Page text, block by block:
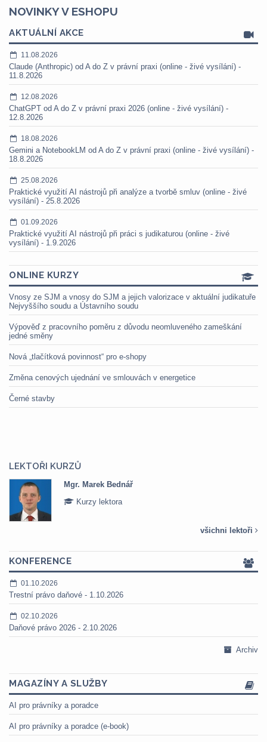
NOVINKY V ESHOPU
AKTUÁLNÍ AKCE
11.08.2026
Claude (Anthropic) od A do Z v právní praxi (online - živé vysílání) -
11.8.2026
12.08.2026
ChatGPT od A do Z v právní praxi 2026 (online - živé vysílání) -
12.8.2026
18.08.2026
Gemini a NotebookLM od A do Z v právní praxi (online - živé vysílání) -
18.8.2026
25.08.2026
Praktické využití AI nástrojů při analýze a tvorbě smluv (online - živé
vysílání) - 25.8.2026
01.09.2026
Praktické využití AI nástrojů při práci s judikaturou (online - živé
vysílání) - 1.9.2026
ONLINE KURZY
Vnosy ze SJM a vnosy do SJM a jejich valorizace v aktuální judikatuře
Nejvyššího soudu a Ústavního soudu
Výpověď z pracovního poměru z důvodu neomluveného zameškání
jedné směny
Nová „tlačítková povinnost“ pro e-shopy
Změna cenových ujednání ve smlouvách v energetice
Černé stavby
LEKTOŘI KURZŮ
Mgr. Marek Bednář
Kurzy lektora
všichni lektoři
KONFERENCE
01.10.2026
Trestní právo daňové - 1.10.2026
02.10.2026
Daňové právo 2026 - 2.10.2026
Archiv
MAGAZÍNY A SLUŽBY
AI pro právníky a poradce
AI pro právníky a poradce (e-book)